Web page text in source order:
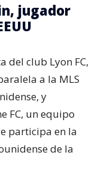
jugador
del club Lyon FC,
a la MLS
y
FC, un equipo
participa en la
de la